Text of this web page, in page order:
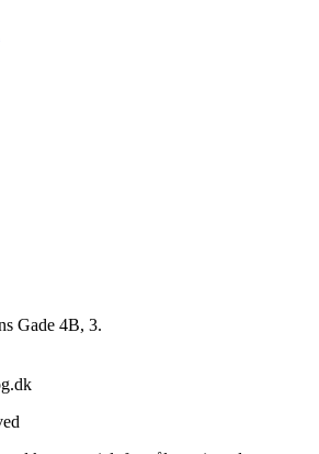
Gade 4B, 3.